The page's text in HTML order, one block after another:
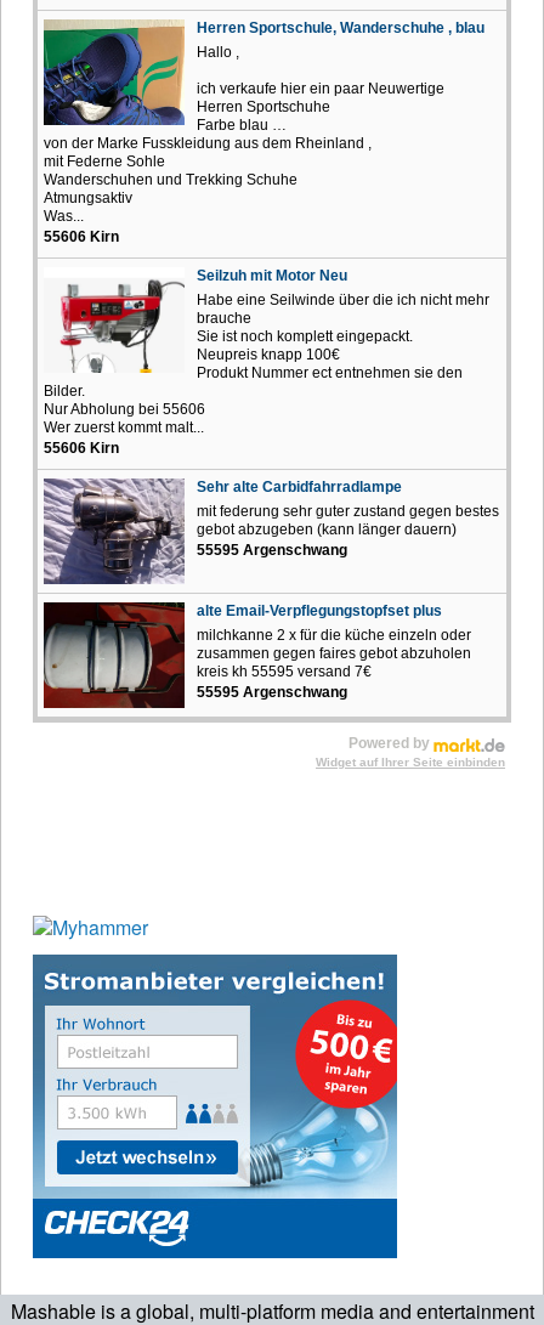
Mashable is a global, multi-platform media and entertainment
Herren Sportschule, Wanderschuhe , blau
Hallo ,
ich verkaufe hier ein paar Neuwertige
Herren Sportschuhe
Farbe blau …
von der Marke Fusskleidung aus dem Rheinland ,
mit Federne Sohle
Wanderschuhen und Trekking Schuhe
Atmungsaktiv
Was...
55606 Kirn
Seilzuh mit Motor Neu
Habe eine Seilwinde über die ich nicht mehr
brauche
Sie ist noch komplett eingepackt.
Neupreis knapp 100€
Produkt Nummer ect entnehmen sie den
Bilder.
Nur Abholung bei 55606
Wer zuerst kommt malt...
55606 Kirn
Sehr alte Carbidfahrradlampe
mit federung sehr guter zustand gegen bestes
gebot abzugeben (kann länger dauern)
55595 Argenschwang
alte Email-Verpflegungstopfset plus
milchkanne 2 x für die küche einzeln oder
zusammen gegen faires gebot abzuholen
kreis kh 55595 versand 7€
55595 Argenschwang
Powered by
Widget auf Ihrer Seite einbinden